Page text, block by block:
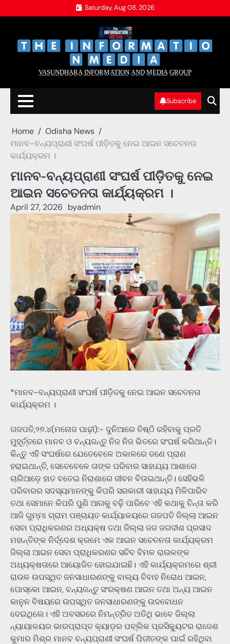
to
Saturday, Aug 08, 2026
V̲A̲S̲U̲N̲D̲H̲A̲R̲A̲ I̲N̲F̲O̲R̲M̲A̲T̲I̲O̲N̲ A̲N̲D̲ M̲E̲D̲I̲A̲ G̲R̲O̲U̲P̲
Subscribe
Home
Odisha News
ମାନବ-ବନ୍ୟପ୍ରାଣୀ ସଂଘର୍ଷ ପୀଡ଼ିତକୁ ନେଇ ଆଇନ ସଚେତନତା
କାର୍ଯ୍ୟକ୍ରମ ।
ମାନବ-ବନ୍ୟପ୍ରାଣୀ ସଂଘର୍ଷ ପୀଡ଼ିତକୁ ନେଇ
ଆଇନ ସଚେତନତା କାର୍ଯ୍ୟକ୍ରମ ।
April 27, 2026 byadmin
*ମାନବ-ବନ୍ୟପ୍ରାଣୀ ସଂଘର୍ଷ ପୀଡ଼ିତକୁ ନେଇ ଆଇନ ସଚେତନତା
କାର୍ଯ୍ୟକ୍ରମ ।
ଗଜପତି,୨୭.୪(ମନୋଜ ପାଢ଼ୀ):- ଦୁନିଆରେ ତିଷ୍ଠି ରହିବାକୁ ପ୍ରତି
ମୁହୂର୍ତ୍ତରେ ମାନବ ଓ ବନ୍ୟଜନ୍ତୁ ନିଜ ନିଜ ଭିତରେ ସଂଘର୍ଷ କରିଥାନ୍ତି।
କିନ୍ତୁ ଏହି ସଂଘର୍ଷରେ ଯେତେବେଳେ ଅକାଳରେ ଜଣେ ପ୍ରାଣ
ହରାଇଥାନ୍ତି, ସେତେବେଳେ ତାଙ୍କ ପରିବାର ସାହାଯ୍ୟ ଆଶାରେ
ଚାରିଆଡ଼େ ହାତ ବତେଇ ନିରାଶାରେ ଜୀବନ ବିତାଇଥାନ୍ତି। ସେହିଭଳି
ପରିବାରର ସଦସ୍ୟମାନଙ୍କୁ କିପରି ସରକାରୀ ସାହାଯ୍ୟ ମିଳିପାରିବ
ତଥା ସେମାନେ କିପରି ପୁଣି ଆଗକୁ ବଢ଼ି ପାରିବେ ଏହି କଥାକୁ ଚିନ୍ତା କରି
ଆଜି ଗୁମ୍ମା ଗ୍ରାମ ପଞ୍ଚାୟତ କାର୍ଯ୍ୟାଳୟରେ ଗଜପତି ଜିଲ୍ଲା ଆଇନ
ସେବା ପ୍ରାଧିକରଣର ଅଧ୍ୟକ୍ଷ ତଥା ଜିଲ୍ଲା ଜଜ ଜଗଦୀଶ ପ୍ରସାଦ
ମହାନ୍ତିଙ୍କ ନିର୍ଦ୍ଦେଶ କ୍ରମେ ଏକ ଆଇନ ସଚେତନତା କାର୍ଯ୍ୟକ୍ରମ
ଜିଲ୍ଲା ଆଇନ ସେବା ପ୍ରାଧିକରଣର ସଚିବ ବିମଳ ରାଉଳଙ୍କ
ଅଧ୍ୟକ୍ଷତାରେ ଆୟୋଜିତ ହୋଇଯାଇଛି। ଏହି କାର୍ଯ୍ୟକ୍ରମରେ ଶ୍ରୀ
ରାଉଳ ଉପସ୍ଥିତ ଜନସାଧାରଣଙ୍କୁ ବାଲ୍ୟ ବିବାହ ନିରୋଧ ଆଇନ,
ପୋସ୍କୋ ଆଇନ, ବନ୍ୟଜନ୍ତୁ ସଂରକ୍ଷଣ ଆଇନ ତଥା ଅନ୍ୟ ଆଇନ
କାନୁନ ବିଷୟରେ ଉପସ୍ଥିତ ଜନସାଧାରଣଙ୍କୁ ଉଦବୋଧନ
ଦେଇଥିଲେ। ଏହି ଅବସରରେ ନିମନ୍ତ୍ରିତ ଅତିଥି ଭାବେ ଜିଲ୍ଲା
ନ୍ୟାୟାଳୟର ଭାରପ୍ରାପ୍ତ କ୍ୟାଡ଼ର ପବ୍ଲିକ ପ୍ରସିକ୍ୟୁଟର ରାଜେଶ
କୁମାର ମିଶ୍ର ମାନବ ବନ୍ୟପ୍ରାଣୀ ସଂଘର୍ଷ ପିଡୀତଙ୍କ ପାଇଁ ରହିଥିବା